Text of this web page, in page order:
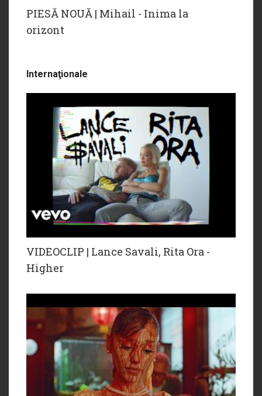
PIESĂ NOUĂ | Mihail - Inima la
orizont
Internaţionale
VIDEOCLIP | Lance Savali, Rita Ora -
Higher